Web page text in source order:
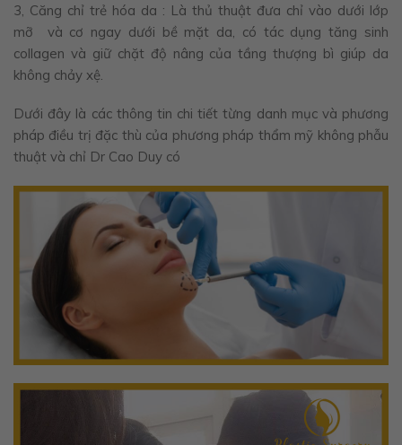
3, Căng chỉ trẻ hóa da : Là thủ thuật đưa chỉ vào dưới lớp
mỡ và cơ ngay dưới bề mặt da, có tác dụng tăng sinh
collagen và giữ chặt độ nâng của tầng thượng bì giúp da
không chảy xệ.
Dưới đây là các thông tin chi tiết từng danh mục và phương
pháp điều trị đặc thù của phương pháp thẩm mỹ không phẫu
thuật và chỉ Dr Cao Duy có